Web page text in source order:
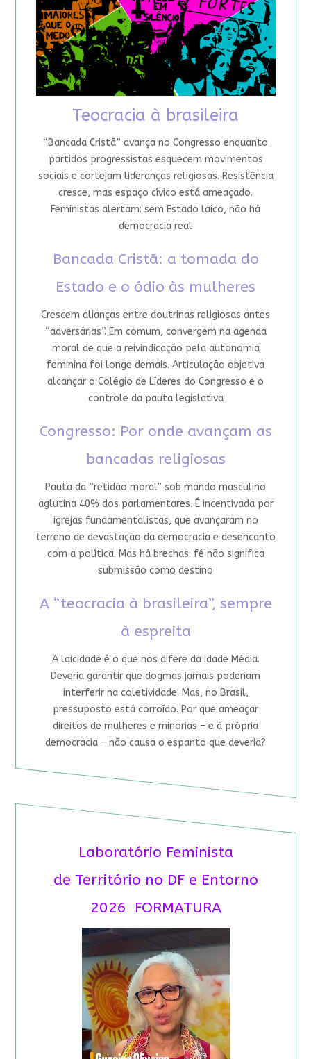
Teocracia à brasileira
“Bancada Cristã” avança no Congresso enquanto
partidos progressistas esquecem movimentos
sociais e cortejam lideranças religiosas. Resistência
cresce, mas espaço cívico está ameaçado.
Feministas alertam: sem Estado laico, não há
democracia real
Bancada Cristã: a tomada do
Estado e o ódio às mulheres
Crescem alianças entre doutrinas religiosas antes
“adversárias”. Em comum, convergem na agenda
moral de que a reivindicação pela autonomia
feminina foi longe demais. Articulação objetiva
alcançar o Colégio de Líderes do Congresso e o
controle da pauta legislativa
Congresso: Por onde avançam as
bancadas religiosas
Pauta da “retidão moral” sob mando masculino
aglutina 40% dos parlamentares. É incentivada por
igrejas fundamentalistas, que avançaram no
terreno de devastação da democracia e desencanto
com a política. Mas há brechas: fé não significa
submissão como destino
A “teocracia à brasileira”, sempre
à espreita
A laicidade é o que nos difere da Idade Média.
Deveria garantir que dogmas jamais poderiam
interferir na coletividade. Mas, no Brasil,
pressuposto está corroído. Por que ameaçar
direitos de mulheres e minorias – e à própria
democracia – não causa o espanto que deveria?
Laboratório Feminista
de Território no DF e Entorno
2026 FORMATURA